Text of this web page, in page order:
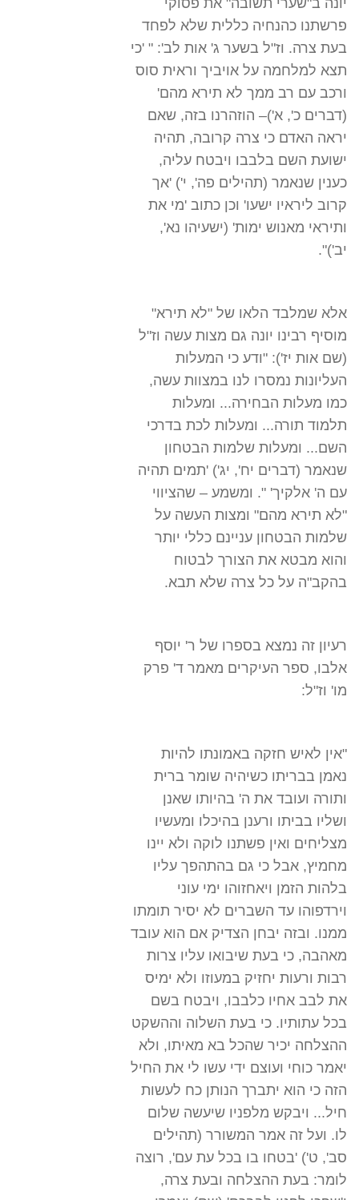
יונה ב"שערי תשובה" את פסוקי
פרשתנו כהנחיה כללית שלא לפחד
בעת צרה. וז"ל בשער ג' אות לב': " 'כי
תצא למלחמה על אויביך וראית סוס
ורכב עם רב ממך לא תירא מהם'
(דברים כ', א')– הוזהרנו בזה, שאם
יראה האדם כי צרה קרובה, תהיה
ישועת השם בלבבו ויבטח עליה,
כענין שנאמר (תהילים פה', י') 'אך
קרוב ליראיו ישעו' וכן כתוב 'מי את
ותיראי מאנוש ימות' (ישעיהו נא',
יב')".
אלא שמלבד הלאו של "לא תירא"
מוסיף רבינו יונה גם מצות עשה וז"ל
(שם אות יז'): "ודע כי המעלות
העליונות נמסרו לנו במצוות עשה,
כמו מעלות הבחירה... ומעלות
תלמוד תורה... ומעלות לכת בדרכי
השם... ומעלות שלמות הבטחון
שנאמר (דברים יח', יג') 'תמים תהיה
עם ה' אלקיך' ". ומשמע – שהציווי
"לא תירא מהם" ומצות העשה על
שלמות הבטחון עניינם כללי יותר
והוא מבטא את הצורך לבטוח
בהקב"ה על כל צרה שלא תבא.
רעיון זה נמצא בספרו של ר' יוסף
אלבו, ספר העיקרים מאמר ד' פרק
מו' וז"ל:
"אין לאיש חזקה באמונתו להיות
נאמן בבריתו כשיהיה שומר ברית
ותורה ועובד את ה' בהיותו שאנן
ושליו בביתו ורענן בהיכלו ומעשיו
מצליחים ואין פשתנו לוקה ולא יינו
מחמיץ, אבל כי גם בהתהפך עליו
בלהות הזמן ויאחזוהו ימי עוני
וירדפוהו עד השברים לא יסיר תומתו
ממנו. ובזה יבחן הצדיק אם הוא עובד
מאהבה, כי בעת שיבואו עליו צרות
רבות ורעות יחזיק במעוזו ולא ימיס
את לבב אחיו כלבבו, ויבטח בשם
בכל עתותיו. כי בעת השלוה וההשקט
ההצלחה יכיר שהכל בא מאיתו, ולא
יאמר כוחי ועוצם ידי עשו לי את החיל
הזה כי הוא יתברך הנותן כח לעשות
חיל... ויבקש מלפניו שיעשה שלום
לו. ועל זה אמר המשורר (תהילים
סב', ט') 'בטחו בו בכל עת עם', רוצה
לומר: בעת ההצלחה ובעת צרה,